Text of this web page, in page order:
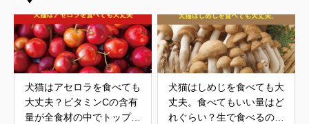
犬猫はアセロラを食べても
大丈夫？ビタミンCの含有
量が全食材の中でトップを
犬猫はしめじを食べても大
丈夫。食べてもいい量はど
れぐらい？生で食べるのは